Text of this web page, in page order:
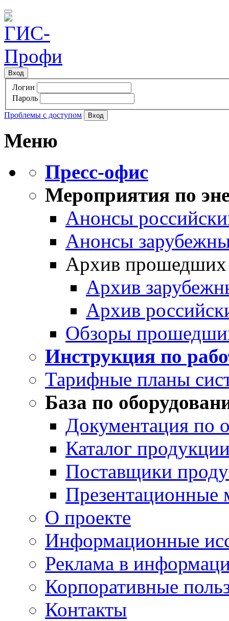
Вход
Логин
Пароль
Проблемы с доступом
Меню
Пресс-офис
Мероприятия по
Анонсы
Анонсы
Архив прошедших
Архив
Архив
Обзоры
Инструкция по
Тарифные планы
База по
Документация по
Каталог
Поставщики
Презентационные
О проекте
Информационные
Реклама в
Корпоративные
Контакты